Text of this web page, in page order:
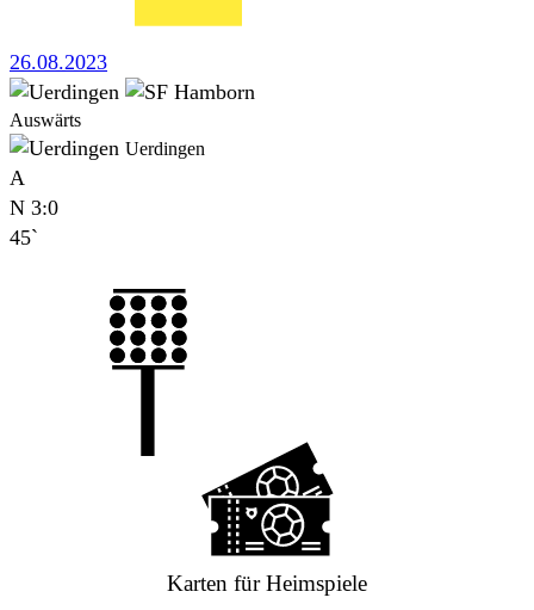
26.08.2023
Auswärts
Uerdingen
A
N 3:0
45`
Karten für Heimspiele